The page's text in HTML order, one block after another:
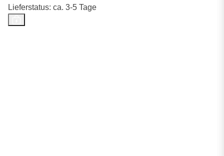
Lieferstatus: ca. 3-5 Tage